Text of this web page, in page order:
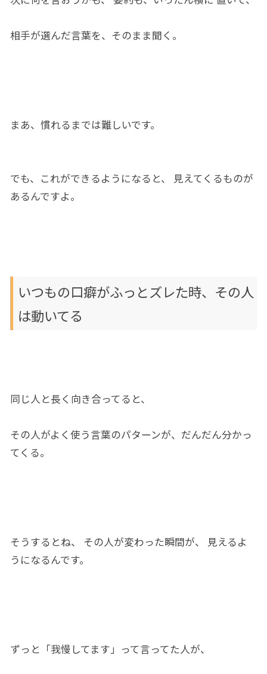
相手が選んだ言葉を、そのまま聞く 。
まあ、 慣れる までは難しいです。
でも、これができるよう になる と、 見えてくるものが
あるんですよ。
いつもの口癖がふっとズレた時、その人
は動いてる
同じ 人と長く 向き合ってると、
その人がよく使う言葉のパターンが、 だんだん分かっ
てくる。
そうするとね、 その人が変わった瞬間が、 見えるよ
う になるんです。
ずっと 「我慢 してます」って言ってた人が、